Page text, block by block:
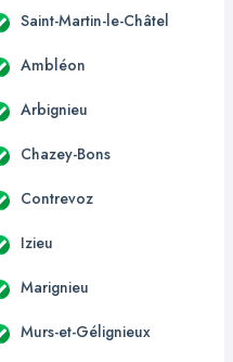
Saint-Martin-le-Châtel
Ambléon
Arbignieu
Chazey-Bons
Contrevoz
Izieu
Marignieu
Murs-et-Gélignieux